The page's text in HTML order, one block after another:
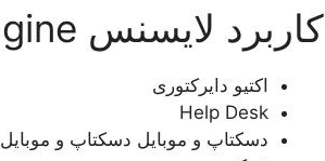
کاربرد لایسنس ManageEngine
اکتیو دایرکتوری
Help Desk
دسکتاپ و موبایل دسکتاپ و موبایل